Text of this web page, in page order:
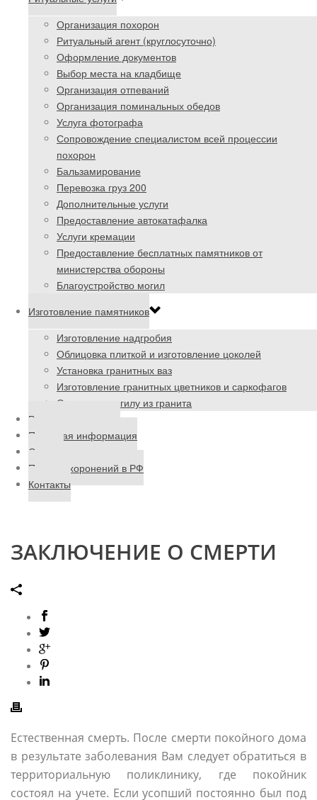
Организация похорон
Ритуальный агент (круглосуточно)
Оформление документов
Выбор места на кладбище
Организация отпеваний
Организация поминальных обедов
Услуга фотографа
Сопровождение специалистом всей процессии
похорон
Бальзамирование
Перевозка груз 200
Дополнительные услуги
Предоставление автокатафалка
Услуги кремации
Предоставление бесплатных памятников от
министерства обороны
Благоустройство могил
Изготовление памятников
Изготовление надгробия
Облицовка плиткой и изготовление цоколей
Установка гранитных ваз
Изготовление гранитных цветников и саркофагов
Ограда на могилу из гранита
Ритуальные товары
Полезная информация
Отзывы
Поиск захоронений в РФ
Контакты
ЗАКЛЮЧЕНИЕ О СМЕРТИ
Естественная смерть. После смерти покойного дома
в результате заболевания Вам следует обратиться в
территориальную поликлинику, где покойник
состоял на учете. Если усопший постоянно был под